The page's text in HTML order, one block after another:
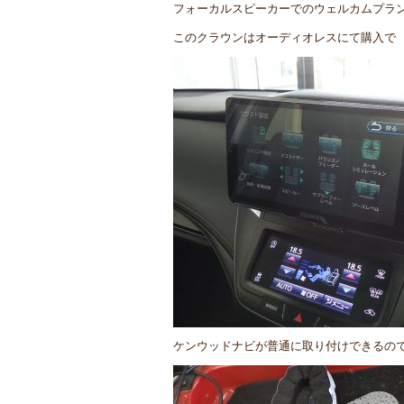
フォーカルスピーカーでのウェルカムプラ
このクラウンはオーディオレスにて購入で
ケンウッドナビが普通に取り付けできるの